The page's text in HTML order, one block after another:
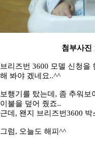
첨부사진
브리즈번 3600 모델 신청을
해 봐야 겠네요..^^
보행기를 탔는데, 좀 추워보
이불을 덮어 줬죠..
근데, 왠지 브리즈번3600
그럼, 오늘도 해피^^